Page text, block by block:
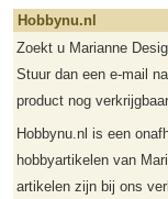
Hobbynu.nl
Zoekt u Marianne
Stuur dan een e-mail
product nog
Hobbynu.nl is een
hobbyartikelen van
artikelen zijn bij ons